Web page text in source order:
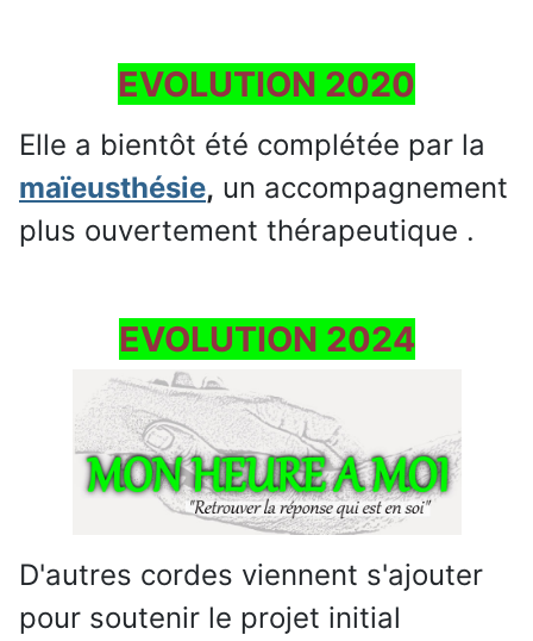
EVOLUTION 2020
Elle a bientôt été complétée par la
maïeusthésie, un accompagnement
plus ouvertement thérapeutique .
EVOLUTION 2024
D'autres cordes viennent s'ajouter
pour soutenir le projet initial